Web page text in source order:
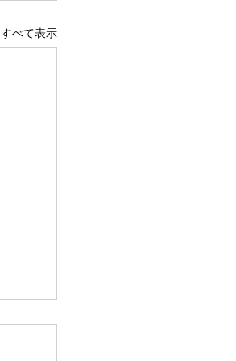
すべて表示